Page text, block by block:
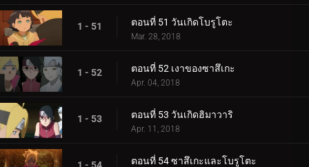
1 - 51 ตอนที่ 51 วันเกิดโบรูโตะ
Mar. 28, 2018
1 - 52 ตอนที่ 52 เงาของซาสึเกะ
Apr. 04, 2018
1 - 53 ตอนที่ 53 วันเกิดฮิมาวาริ
Apr. 11, 2018
ตอนที่ 54 ซาสึเกะและโบรูโตะ